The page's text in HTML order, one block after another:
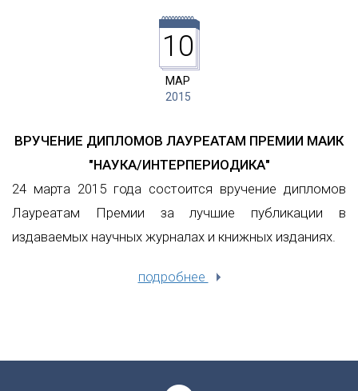
10
МАР
2015
ВРУЧЕНИЕ ДИПЛОМОВ ЛАУРЕАТАМ ПРЕМИИ МАИК
"НАУКА/ИНТЕРПЕРИОДИКА"
24 марта 2015 года состоится вручение дипломов
Лауреатам Премии за лучшие публикации в
издаваемых научных журналах и книжных изданиях.
подробнее